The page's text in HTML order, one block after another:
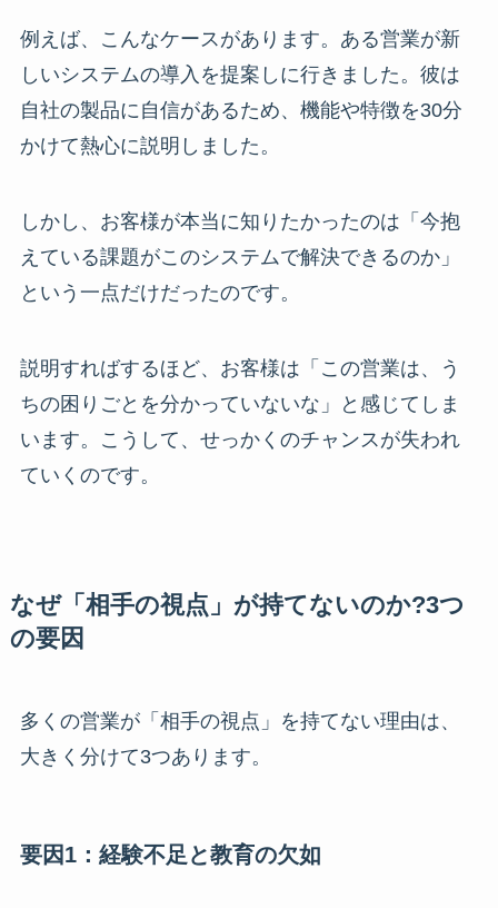
例えば、こんなケースがあります。ある営業が新
しいシステムの導入を提案しに行きました。彼は
自社の製品に自信があるため、機能や特徴を30分
かけて熱心に説明しました。
しかし、お客様が本当に知りたかったのは「今抱
えている課題がこのシステムで解決できるのか」
という一点だけだったのです。
説明すればするほど、お客様は「この営業は、う
ちの困りごとを分かっていないな」と感じてしま
います。こうして、せっかくのチャンスが失われ
ていくのです。
なぜ「相手の視点」が持てないのか?3つ
の要因
多くの営業が「相手の視点」を持てない理由は、
大きく分けて3つあります。
要因1：経験不足と教育の欠如